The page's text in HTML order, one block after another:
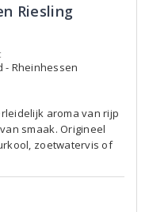
Riesling
- Rheinhessen
aroma van rijp
smaak. Origineel
zoetwatervis of